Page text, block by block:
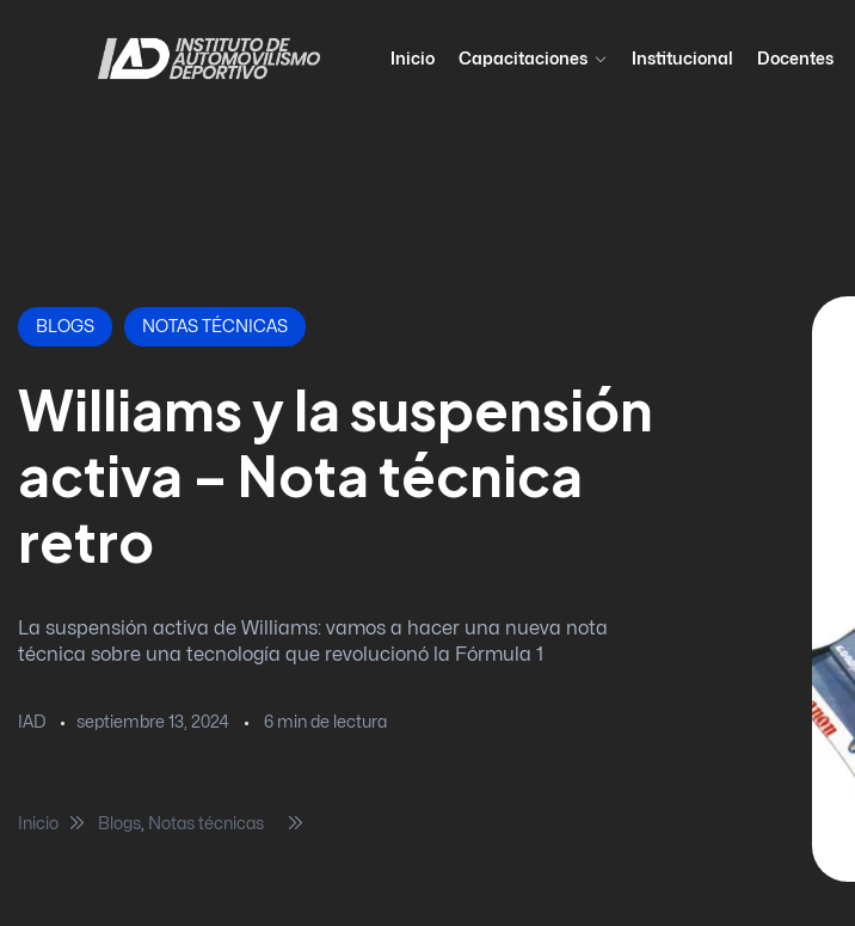
Inicio Capacitaciones Institucional Docentes
BLOGS NOTAS TÉCNICAS
Williams y la suspensión
activa – Nota técnica
retro
La suspensión activa de Williams: vamos a hacer una nueva nota
técnica sobre una tecnología que revolucionó la Fórmula 1
IAD septiembre 13, 2024 6 min de lectura
Inicio Blogs Notas técnicas